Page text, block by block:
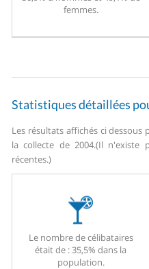
femmes.
Statistiques détaillées
Les résultats affichés ci
la collecte de 2004.(Il n'existe
récentes.)
Le nombre de célibataires
était de : 35,5% dans la
population.